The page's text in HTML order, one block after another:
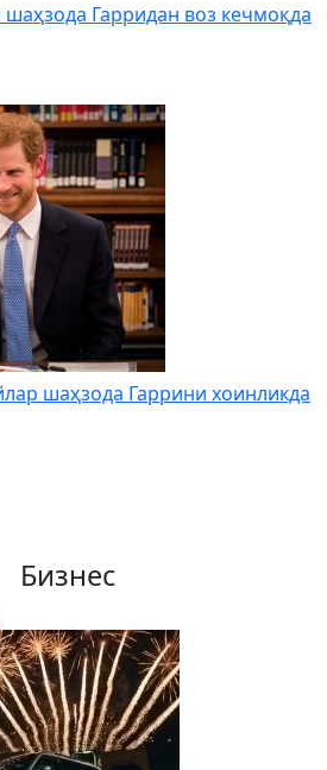
Гарридан воз кечмоқда
шаҳзода Гаррини хоинликда
Бизнес